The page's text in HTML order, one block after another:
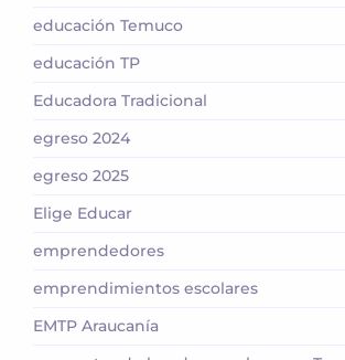
educación Temuco
educación TP
Educadora Tradicional
egreso 2024
egreso 2025
Elige Educar
emprendedores
emprendimientos escolares
EMTP Araucanía